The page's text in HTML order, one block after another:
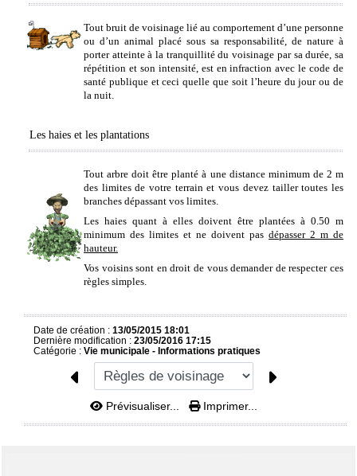
Tout bruit de voisinage lié au comportement d’une personne
ou d’un animal placé sous sa responsabilité, de nature à
porter atteinte à la tranquillité du voisinage par sa durée, sa
répétition et son intensité, est en infraction avec le code de
santé publique et ceci quelle que soit l’heure du jour ou de
la nuit.
Les haies et les plantations
Tout arbre doit être planté à une distance minimum de 2 m
des limites de votre terrain et vous devez tailler toutes les
branches dépassant vos limites.
Les haies quant à elles doivent être plantées à 0.50 m
minimum des limites et ne doivent pas dépasser 2 m de
hauteur.
Vos voisins sont en droit de vous demander de respecter ces
règles simples.
Date de création : 13/05/2015 18:01
Dernière modification : 23/05/2016 17:15
Catégorie : Vie municipale - Informations pratiques
Prévisualiser... Imprimer...